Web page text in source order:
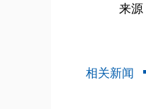
来源
相关新闻